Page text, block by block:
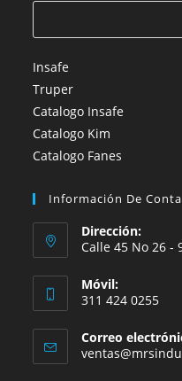
Insafe
Truper
Catalogo Insafe
Catalogo Kim
Catalogo Fanes
Información De
Dirección:
Calle 45 No 26 -
Móvil:
311 424 0255
Correo